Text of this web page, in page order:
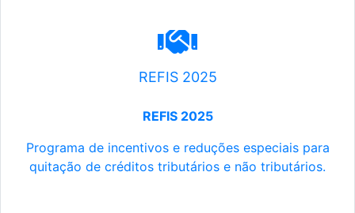
REFIS 2025
REFIS 2025
Programa de incentivos e reduções especiais para
quitação de créditos tributários e não tributários.